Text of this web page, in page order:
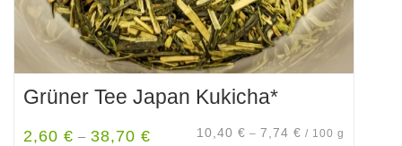
Grüner Tee Japan Kukicha*
2,60 € – 38,70 € 10,40 € – 7,74 € / 100 g